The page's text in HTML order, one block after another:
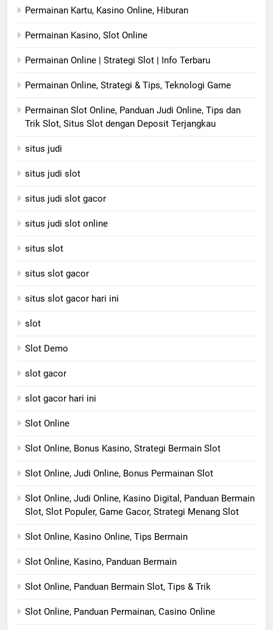
Permainan Kartu, Kasino Online, Hiburan
Permainan Kasino, Slot Online
Permainan Online | Strategi Slot | Info Terbaru
Permainan Online, Strategi & Tips, Teknologi Game
Permainan Slot Online, Panduan Judi Online, Tips dan
Trik Slot, Situs Slot dengan Deposit Terjangkau
situs judi
situs judi slot
situs judi slot gacor
situs judi slot online
situs slot
situs slot gacor
situs slot gacor hari ini
slot
Slot Demo
slot gacor
slot gacor hari ini
Slot Online
Slot Online, Bonus Kasino, Strategi Bermain Slot
Slot Online, Judi Online, Bonus Permainan Slot
Slot Online, Judi Online, Kasino Digital, Panduan Bermain
Slot, Slot Populer, Game Gacor, Strategi Menang Slot
Slot Online, Kasino Online, Tips Bermain
Slot Online, Kasino, Panduan Bermain
Slot Online, Panduan Bermain Slot, Tips & Trik
Slot Online, Panduan Permainan, Casino Online